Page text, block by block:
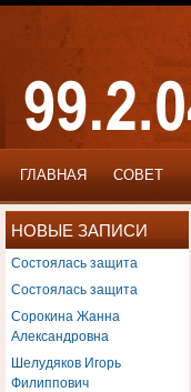
ГЛАВНАЯ СОВЕТ
НОВЫЕ ЗАПИСИ
Состоялась защита
Состоялась защита
Сорокина Жанна
Александровна
Шелудяков Игорь
Филиппович